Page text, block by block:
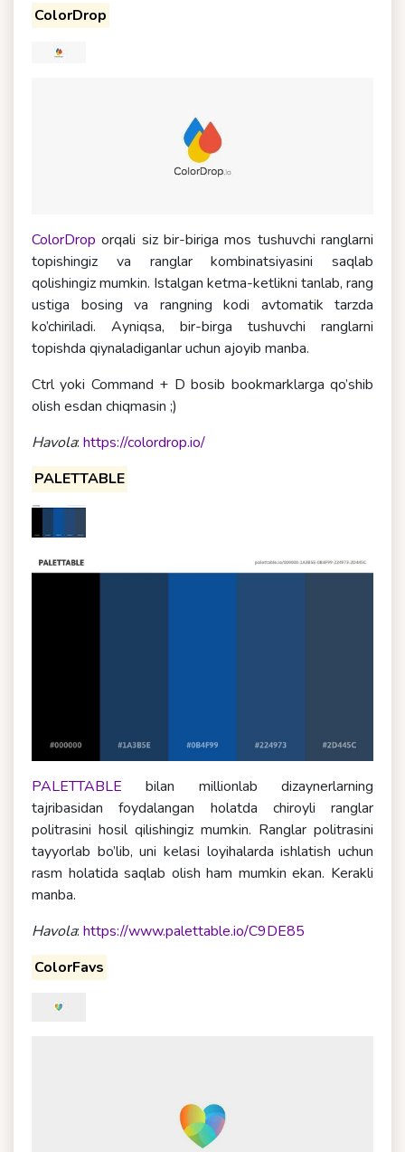
ColorDrop
ColorDroporqali siz bir-biriga mos tushuvchi ranglarni
topishingiz va ranglar kombinatsiyasini saqlab
qolishingiz mumkin. Istalgan ketma-ketlikni tanlab, rang
ustiga bosing va rangning kodi avtomatik tarzda
ko’chiriladi. Ayniqsa, bir-birga tushuvchi ranglarni
topishda qiynaladiganlar uchun ajoyib manba.
Ctrl yoki Command + D bosib bookmarklarga qo’shib
olish esdan chiqmasin ;)
Havola: https://colordrop.io/
PALETTABLE
PALETTABLEbilan millionlab dizaynerlarning
tajribasidan foydalangan holatda chiroyli ranglar
politrasini hosil qilishingiz mumkin. Ranglar politrasini
tayyorlab bo’lib, uni kelasi loyihalarda ishlatish uchun
rasm holatida saqlab olish ham mumkin ekan. Kerakli
manba.
Havola: https://www.palettable.io/C9DE85
ColorFavs